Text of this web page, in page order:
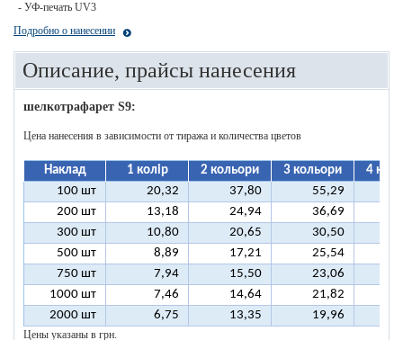
- УФ-печать UV3
Подробно о нанесении
Описание, прайсы нанесения
шелкотрафарет S9:
Цена нанесения в зависимости от тиража и количества цветов
Наклад 1 колір 2 кольори 3 кольори
4
100 шт
20,32 37,80 55,29
200 шт
13,18 24,94 36,69
300 шт
10,80 20,65 30,50
500 шт
8,89 17,21 25,54
750 шт
7,94 15,50 23,06
1000 шт
7,46 14,64 21,82
2000 шт
6,75 13,35 19,96
Цены указаны в грн.